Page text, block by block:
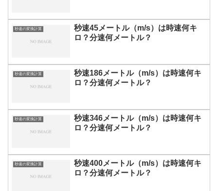
秒速の変換計算
秒速45メートル（m/s）は時速何キ
ロ？分速何メートル？
秒速の変換計算
秒速186メートル（m/s）は時速何キ
ロ？分速何メートル？
秒速の変換計算
秒速346メートル（m/s）は時速何キ
ロ？分速何メートル？
秒速の変換計算
秒速400メートル（m/s）は時速何キ
ロ？分速何メートル？